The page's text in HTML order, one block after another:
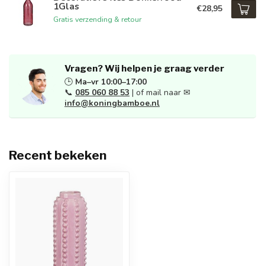
1Glas
Gratis verzending & retour
€28,95
Vragen? Wij helpen je graag verder
🕒 Ma–vr 10:00–17:00
📞 085 060 88 53 | of mail naar ✉
info@koningbamboe.nl
Recent bekeken